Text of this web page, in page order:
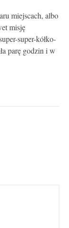
miejscach, albo
misję
super-kółko-
parę godzin i w